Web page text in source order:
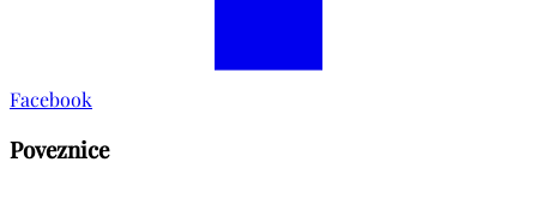
Facebook
Poveznice